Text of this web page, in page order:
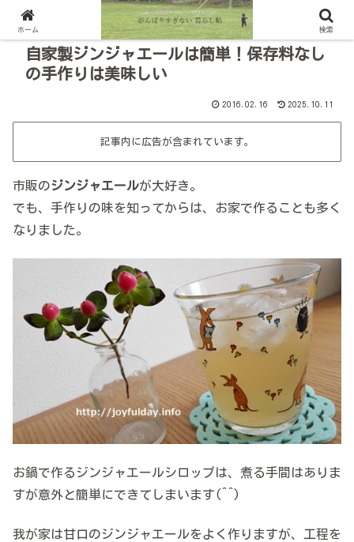
自家製ジンジャエールは簡単！保存料なし
の手作りは美味しい
2016.02.16 2025.10.11
記事内に広告が含まれています。
市販のジンジャエールが大好き。
でも、手作りの味を知ってからは、お家で作ることも多く
なりました。
お鍋で作るジンジャエールシロップは、煮る手間はありま
すが意外と簡単にできてしまいます(^^)
我が家は甘口のジンジャエールをよく作りますが、工程を
ホーム 検索